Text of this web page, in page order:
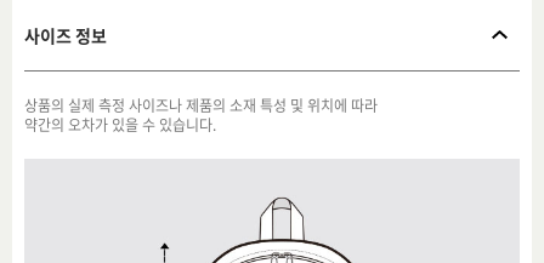
사이즈 정보
상품의 실제 측정 사이즈나 제품의 소재 특성 및 위치에 따라
약간의 오차가 있을 수 있습니다.